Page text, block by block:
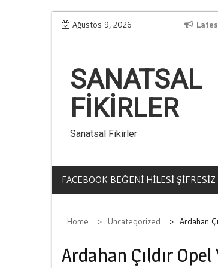
Skip
to
Ağustos 9, 2026
Kumar Borclarindan Kurtulmanin Yollari
SANATSAL
FIKIRLER
Sanatsal Fikirler
FACEBOOK BEĞENI HILESI ŞIFRESIZ
Home Uncategorized Ardahan
Ardahan Çıldır